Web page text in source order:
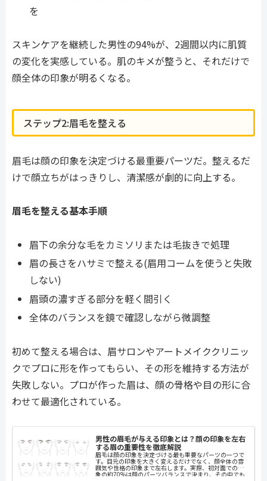
を
スキンケアを継続した男性の94%が、2週間以内に肌質
の変化を実感している。肌のキメが整うと、それだけで
顔全体の印象が明るくなる。
ステップ2:眉毛を整える
眉毛は顔の印象を決定づける最重要パーツだ。整えるだ
けで顔立ちがはっきりし、清潔感が劇的に向上する。
眉毛を整える基本手順
眉下の余分な毛をカミソリまたは毛抜きで処理
眉の長さをハサミで整える(眉用コームを使うと失敗
しない)
眉頭の濃すぎる部分を軽く間引く
全体のバランスを鏡で確認しながら微調整
初めて整える場合は、眉サロンやアートメイククリニッ
クでプロに形を作ってもらい、その形を維持する方法が
失敗しない。プロが作った眉は、顔の骨格や目の形に合
わせて最適化されている。
男性の眉毛が与える印象とは？顔の印象を左右
する眉の重要性を徹底解説
眉毛は顔の印象を決定づける最も重要なパーツの一つで
す。目元の印象を大きく変えるだけでなく、顔全体の雰
囲気や性格の印象まで左右します。実際、初対面での印
象の約70%は顔のパーツバランスで決まり、その中でも